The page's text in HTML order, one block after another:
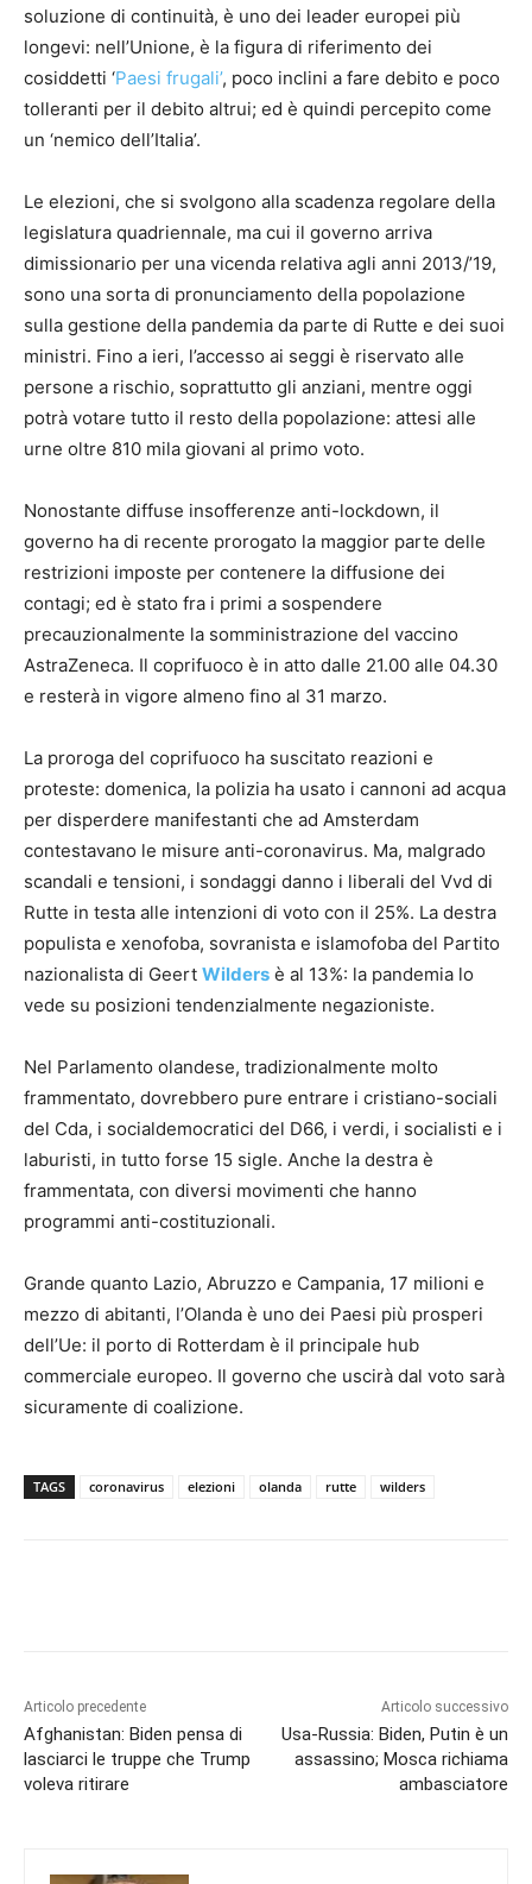
soluzione di continuità, è uno dei leader europei più
longevi: nell’Unione, è la figura di riferimento dei
cosiddetti ‘Paesi frugali’, poco inclini a fare debito e poco
tolleranti per il debito altrui; ed è quindi percepito come
un ‘nemico dell’Italia’.
Le elezioni, che si svolgono alla scadenza regolare della
legislatura quadriennale, ma cui il governo arriva
dimissionario per una vicenda relativa agli anni 2013/’19,
sono una sorta di pronunciamento della popolazione
sulla gestione della pandemia da parte di Rutte e dei suoi
ministri. Fino a ieri, l’accesso ai seggi è riservato alle
persone a rischio, soprattutto gli anziani, mentre oggi
potrà votare tutto il resto della popolazione: attesi alle
urne oltre 810 mila giovani al primo voto.
Nonostante diffuse insofferenze anti-lockdown, il
governo ha di recente prorogato la maggior parte delle
restrizioni imposte per contenere la diffusione dei
contagi; ed è stato fra i primi a sospendere
precauzionalmente la somministrazione del vaccino
AstraZeneca. Il coprifuoco è in atto dalle 21.00 alle 04.30
e resterà in vigore almeno fino al 31 marzo.
La proroga del coprifuoco ha suscitato reazioni e
proteste: domenica, la polizia ha usato i cannoni ad acqua
per disperdere manifestanti che ad Amsterdam
contestavano le misure anti-coronavirus. Ma, malgrado
scandali e tensioni, i sondaggi danno i liberali del Vvd di
Rutte in testa alle intenzioni di voto con il 25%. La destra
populista e xenofoba, sovranista e islamofoba del Partito
nazionalista di Geert Wilders è al 13%: la pandemia lo
vede su posizioni tendenzialmente negazioniste.
Nel Parlamento olandese, tradizionalmente molto
frammentato, dovrebbero pure entrare i cristiano-sociali
del Cda, i socialdemocratici del D66, i verdi, i socialisti e i
laburisti, in tutto forse 15 sigle. Anche la destra è
frammentata, con diversi movimenti che hanno
programmi anti-costituzionali.
Grande quanto Lazio, Abruzzo e Campania, 17 milioni e
mezzo di abitanti, l’Olanda è uno dei Paesi più prosperi
dell’Ue: il porto di Rotterdam è il principale hub
commerciale europeo. Il governo che uscirà dal voto sarà
sicuramente di coalizione.
TAGS coronavirus elezioni olanda rutte wilders
Articolo precedente
Afghanistan: Biden pensa di
lasciarci le truppe che Trump
voleva ritirare
Articolo successivo
Usa-Russia: Biden, Putin è un
assassino; Mosca richiama
ambasciatore